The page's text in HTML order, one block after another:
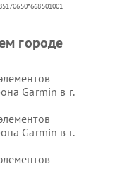
городе
Garmin в г.
Garmin в г.